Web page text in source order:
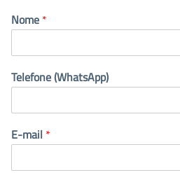
Nome *
Telefone (WhatsApp)
E-mail *